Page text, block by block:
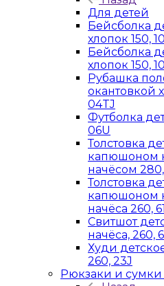
Для детей
Бейсболка
хлопок 150,
Бейсболка
хлопок 150,
Рубашка
окантовкой
04TJ
Футболка
06U
Толстовка
капюшоном
начёсом 280,
Толстовка
капюшоном
начёса 260,
Свитшот
начёса, 260,
Худи
260, 23J
Рюкзаки и сумки